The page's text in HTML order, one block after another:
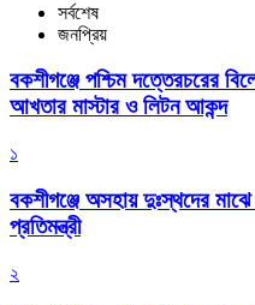
সর্বশেষ
জনপ্রিয়
বকশীগঞ্জে পশ্চিম দত্তেরচরের
আখতার মাস্টার ও লিটন আকন্দ
১
বকশীগঞ্জে অসহায় দুঃস্থদের
প্রতিমন্ত্রী
২